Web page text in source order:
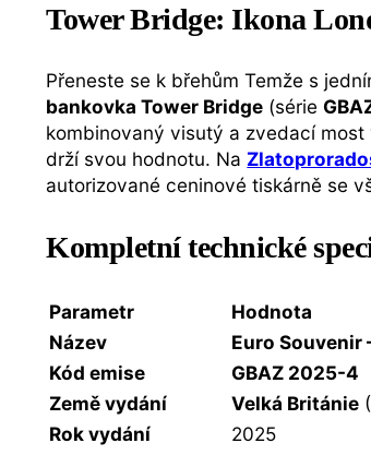
Tower Bridge: Ikona
Přeneste se k břehům Temže s
bankovka Tower Bridge (série
kombinovaný visutý a zvedací
drží svou hodnotu. Na
autorizované ceninové tiskárně se
Kompletní technické
Parametr
Hodnota
Název
Euro Souvenir
Kód emise
GBAZ 2025-4
Země vydání
Velká Británie
Rok vydání
2025